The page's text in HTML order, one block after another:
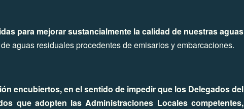
para mejorar sustancialmente la calidad de nuestras aguas
aguas residuales procedentes de emisarios y embarcaciones.
encubiertos, en el sentido de impedir que los Delegados del
que adopten las Administraciones Locales competentes,